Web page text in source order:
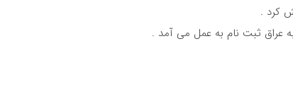
کرد .
به عراق ثبت نام به عمل می آمد .